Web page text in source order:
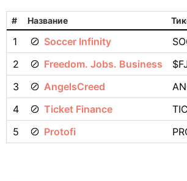
# Название
1 Soccer Infinity
2
Freedom. Jobs. Business
3
AngelsCreed
4
Ticket Finance
5
Protofi